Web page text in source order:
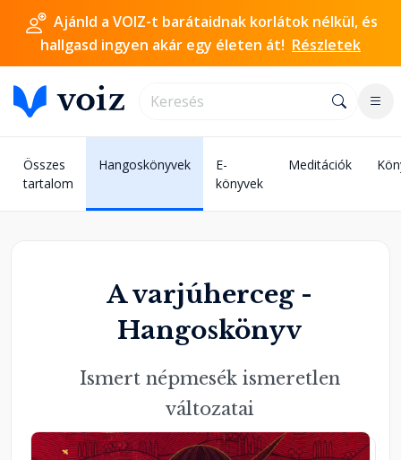
Ajánld a VOIZ-t barátaidnak korlátok nélkül, és
hallgasd ingyen akár egy életen át! Részletek
Összes
tartalom
Hangoskönyvek
E-
könyvek
Meditációk
A varjúherceg -
Hangoskönyv
Ismert népmesék ismeretlen
változatai